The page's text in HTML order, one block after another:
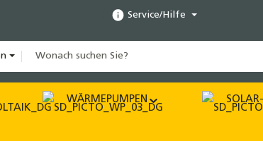
Service/Hilfe
WÄRMEPUMPEN